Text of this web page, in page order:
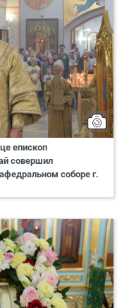
епископ
совершил
соборе г.